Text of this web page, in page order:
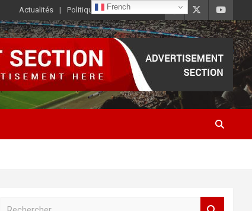
Actualités Politique de Confidentialité
French